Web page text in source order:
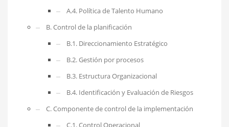
A.4. Política de Talento Humano
B. Control de la planificación
B.1. Direccionamiento Estratégico
B.2. Gestión por procesos
B.3. Estructura Organizacional
B.4. Identificación y Evaluación de Riesgos
C. Componente de control de la implementación
C.1. Control Operacional